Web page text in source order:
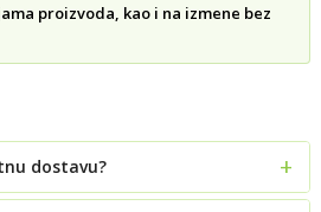
proizvoda, kao i na izmene bez
dostavu?